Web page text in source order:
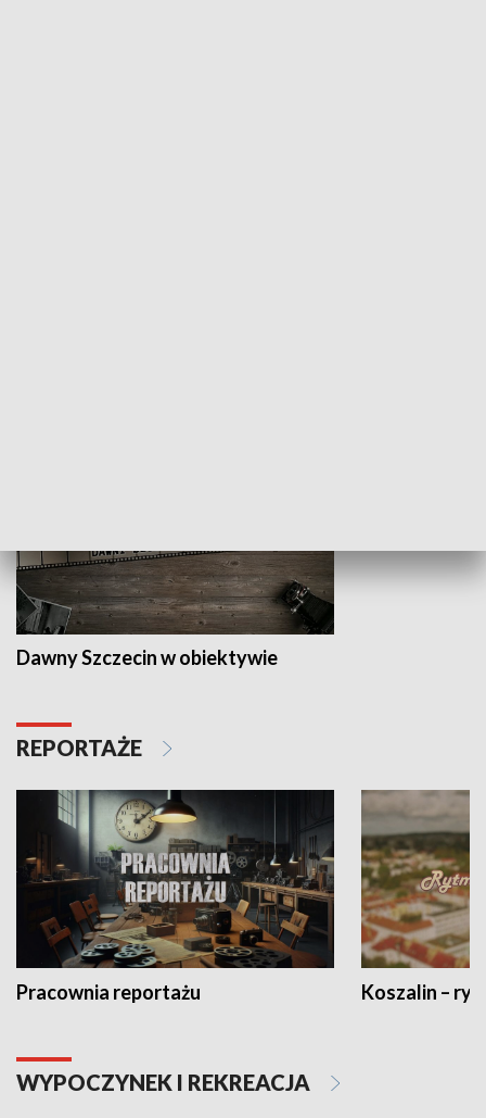
Dawny Szczecin w obiektywie
REPORTAŻE
Pracownia reportażu Koszalin –
WYPOCZYNEK I REKREACJA